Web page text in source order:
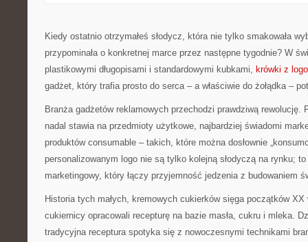
Kiedy ostatnio otrzymałeś słodycz, która nie tylko smakowała
przypominała o konkretnej marce przez następne tygodnie? W
plastikowymi długopisami i standardowymi kubkami, krówki z logo
gadżet, który trafia prosto do serca – a właściwie do żołądka –
Branża gadżetów reklamowych przechodzi prawdziwą
nadal stawia na przedmioty użytkowe, najbardziej świadomi
produktów consumable – takich, które można dosłownie
personalizowanym logo nie są tylko kolejną słodyczą na rynku;
marketingowy, który łączy przyjemność jedzenia z budowaniem
Historia tych małych, kremowych cukierków sięga początków
cukiernicy opracowali recepturę na bazie masła, cukru i mleka.
tradycyjna receptura spotyka się z nowoczesnymi technikami